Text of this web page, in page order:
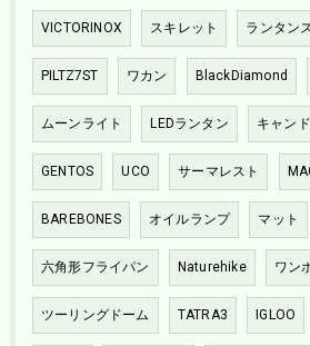
VICTORINOX スキレット ランタン
PILTZ7ST ワカン BlackDiamond
ムーンライト LEDランタン キャン
GENTOS UCO サーマレスト
BAREBONES オイルランプ マット
六角形フライパン Naturehike ワン
ツーリングドーム TATRA3 IGLOO